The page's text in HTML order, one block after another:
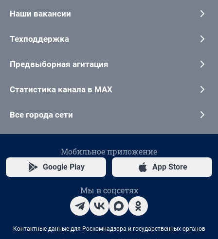
Наши вакансии
Техподдержка
Предвыборная агитация
Статистика канала в MAX
Все города сети
Мобильное приложение
Google Play App Store
Мы в соцсетях
Контактные данные для Роскомнадзора и государственных органов